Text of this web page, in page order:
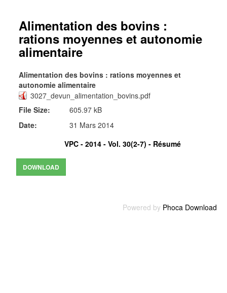
Alimentation des bovins :
rations moyennes et autonomie
alimentaire
Alimentation des bovins : rations moyennes et
autonomie alimentaire
3027_devun_alimentation_bovins.pdf
File Size:
605.97 kB
Date:
31 Mars 2014
VPC - 2014 - Vol. 30(2-7) - Résumé
Powered by Phoca Download